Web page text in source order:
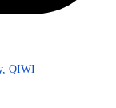
QIWI